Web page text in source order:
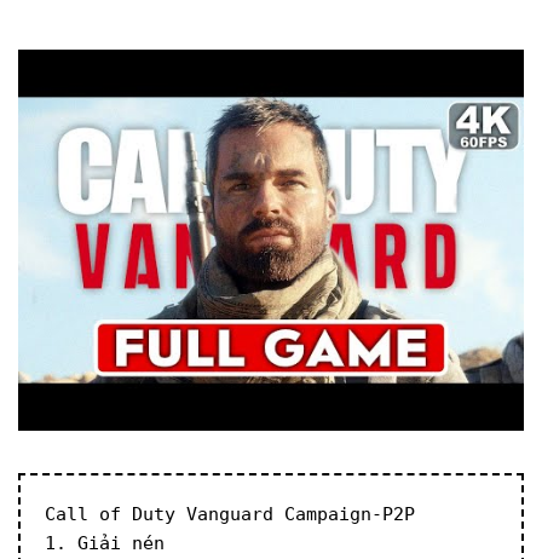
Call of Duty Vanguard Campaign-P2P
1. Giải nén